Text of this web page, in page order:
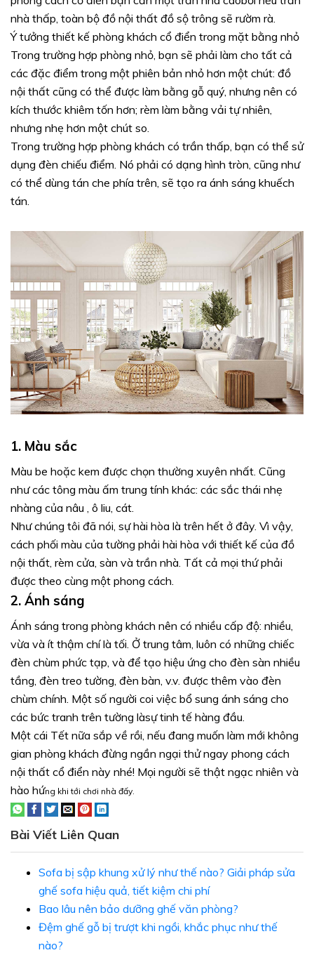
nhà thấp, toàn bộ đồ nội thất đồ sộ trông sẽ rườm rà.
Ý tưởng thiết kế phòng khách cổ điển trong mặt bằng nhỏ
Trong trường hợp phòng nhỏ, bạn sẽ phải làm cho tất cả
các đặc điểm trong một phiên bản nhỏ hơn một chút: đồ
nội thất cũng có thể được làm bằng gỗ quý, nhưng nên có
kích thước khiêm tốn hơn; rèm làm bằng vải tự nhiên,
nhưng nhẹ hơn một chút so.
Trong trường hợp phòng khách có trần thấp, bạn có thể sử
dụng đèn chiếu điểm. Nó phải có dạng hình tròn, cũng như
có thể dùng tán che phía trên, sẽ tạo ra ánh sáng khuếch
tán.
1. Màu sắc
Màu be hoặc kem được chọn thường xuyên nhất. Cũng
như các tông màu ấm trung tính khác: các sắc thái nhẹ
nhàng của nâu , ô liu, cát.
Như chúng tôi đã nói, sự hài hòa là trên hết ở đây. Vì vậy,
cách phối màu của tường phải hài hòa với thiết kế của đồ
nội thất, rèm cửa, sàn và trần nhà. Tất cả mọi thứ phải
được theo cùng một phong cách.
2. Ánh sáng
Ánh sáng trong phòng khách nên có nhiều cấp độ: nhiều,
vừa và ít thậm chí là tối. Ở trung tâm, luôn có những chiếc
đèn chùm phức tạp, và để tạo hiệu ứng cho đèn sàn nhiều
tầng, đèn treo tường, đèn bàn, v.v. được thêm vào đèn
chùm chính. Một số người coi việc bổ sung ánh sáng cho
các bức tranh trên tường làsự tinh tế hàng đầu.
Một cái Tết nữa sắp về rồi, nếu đang muốn làm mới không
gian phòng khách đừng ngần ngại thử ngay phong cách
nội thất cổ điển này nhé! Mọi người sẽ thật ngạc nhiên và
hào hứng khi tới chơi nhà đấy.
Bài Viết Liên Quan
Sofa bị sập khung xử lý như thế nào? Giải pháp sửa
ghế sofa hiệu quả, tiết kiệm chi phí
Bao lâu nên bảo dưỡng ghế văn phòng?
Đệm ghế gỗ bị trượt khi ngồi, khắc phục như thế
nào?